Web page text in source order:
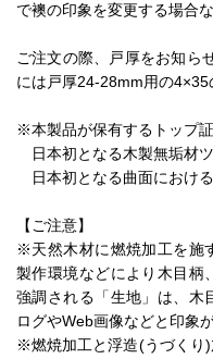
で襖の印象を変更する場合
ご注文の際、戸厚をお知ら
には戸厚24-28mm用の4×35
※本製品が保有するトップ
日本初となる木製無垢材
日本初となる曲面におけ
【ご注意】
※天然木材に燃焼加工を施
製作環境などにより木目柄
強調される「生地」は、木
ログやWeb画像などと印象
※燃焼加工と浮造(うづくり